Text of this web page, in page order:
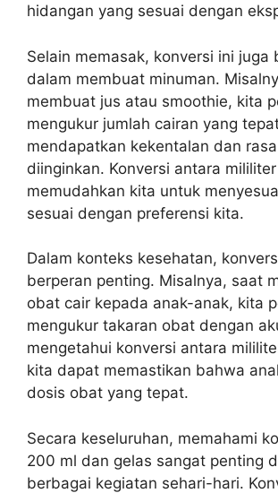
hidangan yang sesuai dengan
Selain memasak, konversi ini juga
dalam membuat minuman.
membuat jus atau smoothie, kita
mengukur jumlah cairan yang
mendapatkan kekentalan dan
diinginkan. Konversi antara
memudahkan kita untuk
sesuai dengan preferensi kita.
Dalam konteks kesehatan,
berperan penting. Misalnya, saat
obat cair kepada anak-anak, kita
mengukur takaran obat dengan
mengetahui konversi antara
kita dapat memastikan bahwa
dosis obat yang tepat.
Secara keseluruhan, memahami
200 ml dan gelas sangat penting
berbagai kegiatan sehari-hari.